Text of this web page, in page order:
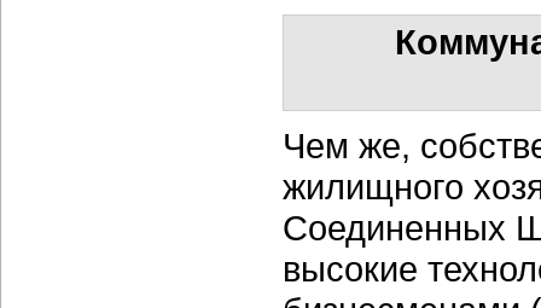
Чем же,
жилищного
Соединенных
высокие